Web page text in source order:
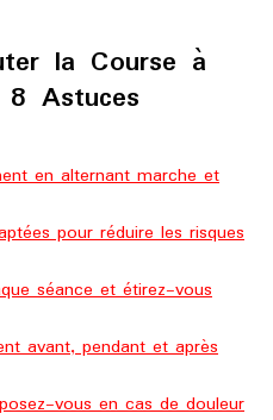
la Course à
Astuces
en alternant marche et
pour réduire les risques
séance et étirez-vous
avant, pendant et après
vous en cas de douleur